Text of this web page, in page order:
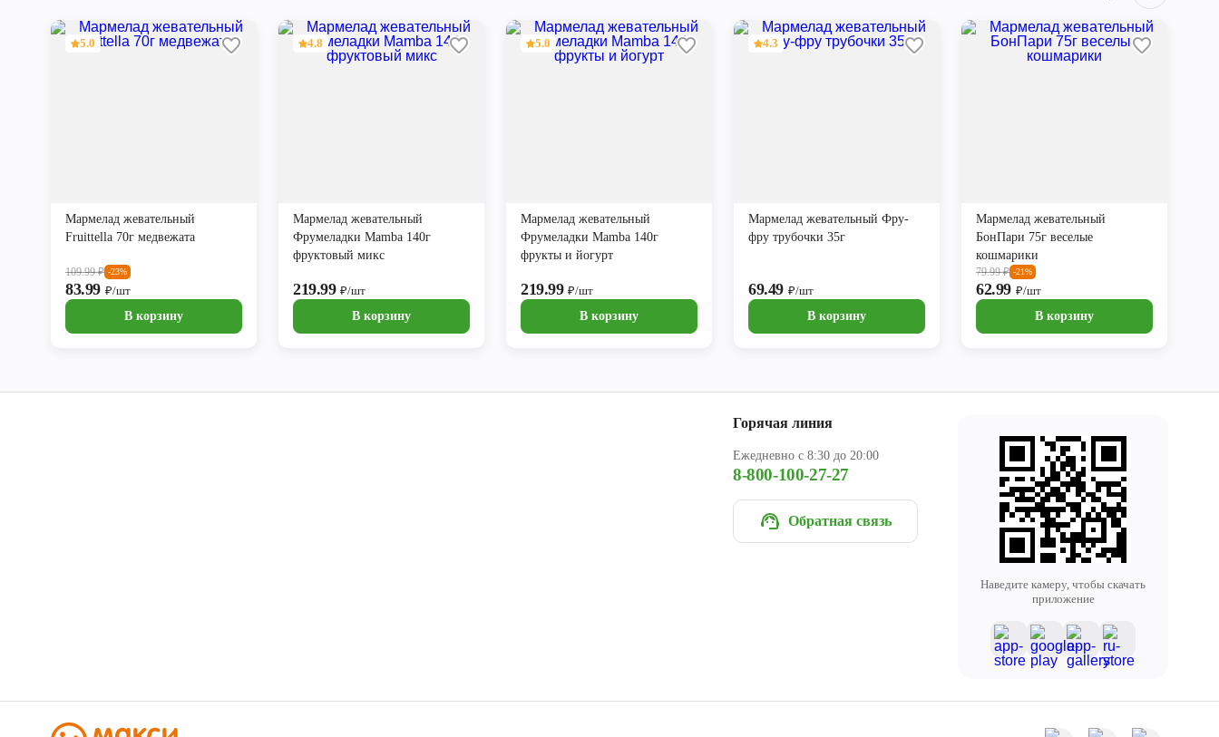
5.0
Мармелад жевательный
Fruittella 70г медвежата
109.99₽ -23%
83.99 ₽/шт
В корзину
4.8
Мармелад жевательный
Фрумеладки Mamba 140г
фруктовый микс
219.99₽/шт
В корзину
5.0
Мармелад жевательный
Фрумеладки Mamba 140г
фрукты и йогурт
219.99₽/шт
В корзину
4.3
Мармелад жевательный Фру-
фру трубочки 35г
69.49 ₽/шт
В корзину
Мармелад жевательный
БонПари 75г веселые
кошмарики
79.99₽ -21%
62.99 ₽/шт
В корзину
Горячая линия
Ежедневно с 8:30 до 20:00
8-800-100-27-27
Обратная связь
Наведите камеру, чтобы скачать
приложение